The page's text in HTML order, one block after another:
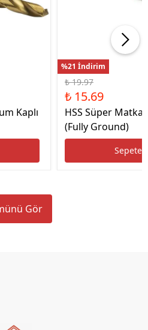
Kaplı
%21 İndirim
₺ 19.97
₺ 15.69
HSS Süper
(Fully Ground)
Sepete
Gör